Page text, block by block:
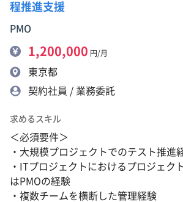
程推進支援
PMO
1,200,000 円/月
東京都
契約社員 / 業務委託
求めるスキル
＜必須要件＞
・大規模プロジェクトでのテスト推進
・ITプロジェクトにおけるプロジェク
はPMOの経験
・複数チームを横断した管理経験